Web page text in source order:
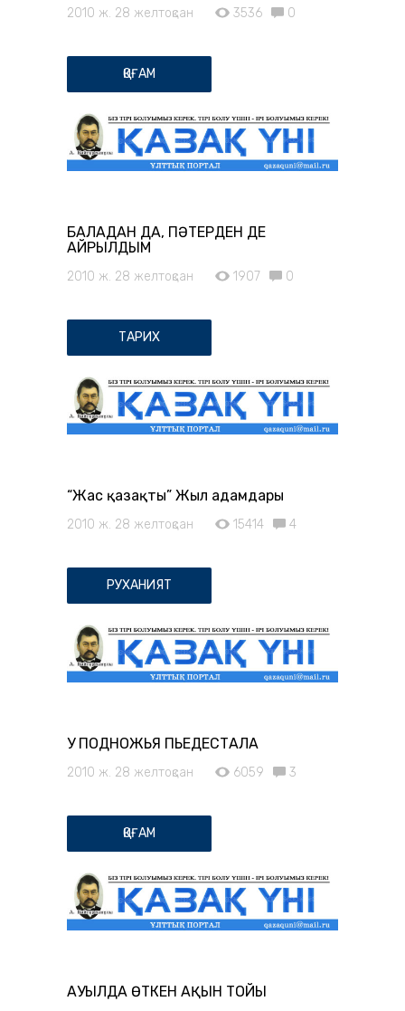
2010 ж. 28 желтоқсан 3536 0
ҚОҒАМ
БАЛАДАН ДА, ПӘТЕРДЕН ДЕ
АЙРЫЛДЫМ
2010 ж. 28 желтоқсан 1907 0
ТАРИХ
“Жас қазақтың” Жыл адамдары
2010 ж. 28 желтоқсан 15414 4
РУХАНИЯТ
У ПОДНОЖЬЯ ПЬЕДЕСТАЛА
2010 ж. 28 желтоқсан 6059 3
ҚОҒАМ
АУЫЛДА ӨТКЕН АҚЫН ТОЙЫ